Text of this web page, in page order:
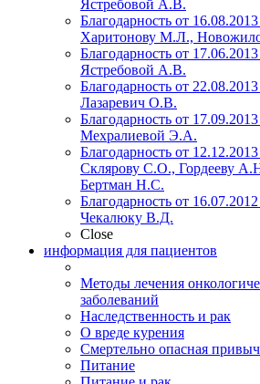
Ястребовой А.В.
Благодарность от
Харитонову М.Л.,
Благодарность от
Ястребовой А.В.
Благодарность от
Лазаревич О.В.
Благодарность от
Мехралиевой Э.А.
Благодарность от
Склярову С.О., Гордееву
Бертман Н.С.
Благодарность от
Чекалюку В.Д.
Close
информация для пациентов
Методы лечения
заболеваний
Наследственность и рак
О вреде курения
Смертельно опасная
Питание